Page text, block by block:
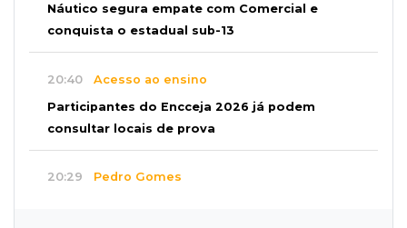
Náutico segura empate com Comercial e
conquista o estadual sub-13
20:40 Acesso ao ensino
Participantes do Encceja 2026 já podem
consultar locais de prova
20:29 Pedro Gomes